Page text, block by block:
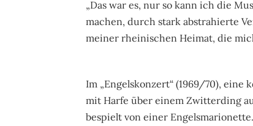
„Das war es, nur so kann ich die
machen, durch stark abstrahierte
meiner rheinischen Heimat, die
Im „Engelskonzert“ (1969/70),
mit Harfe über einem Zwitterding
bespielt von einer